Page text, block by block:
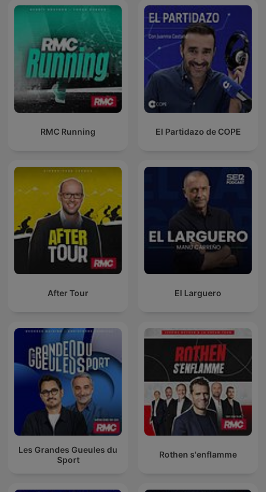
RMC Running El Partidazo de COPE
After Tour El Larguero
Les Grandes Gueules du
Sport
Rothen s'enflamme